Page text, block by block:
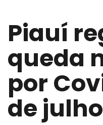
Piauí
queda
por
de julho